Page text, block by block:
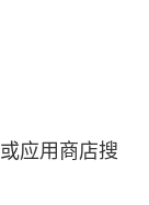
应用商店搜